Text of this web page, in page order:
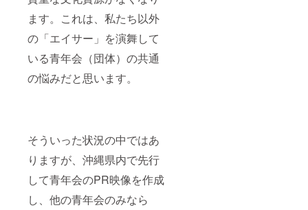
ます。これは、私たち以外
の「エイサー」を演舞して
いる青年会（団体）の共通
の悩みだと思います。
そういった状況の中ではあ
りますが、沖縄県内で先行
して青年会のPR映像を作成
し、他の青年会のみなら